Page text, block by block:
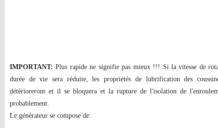
IMPORTANT: Plus rapide ne signifie pas mieux !!! Si la vitesse de
durée de vie sera réduite, les propriétés de lubrification des
détérioreront et il se bloquera et la rupture de l'isolation de
probablement.
Le générateur se compose de: